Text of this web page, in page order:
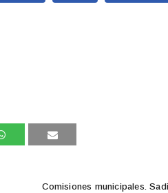
Comisiones municipales.